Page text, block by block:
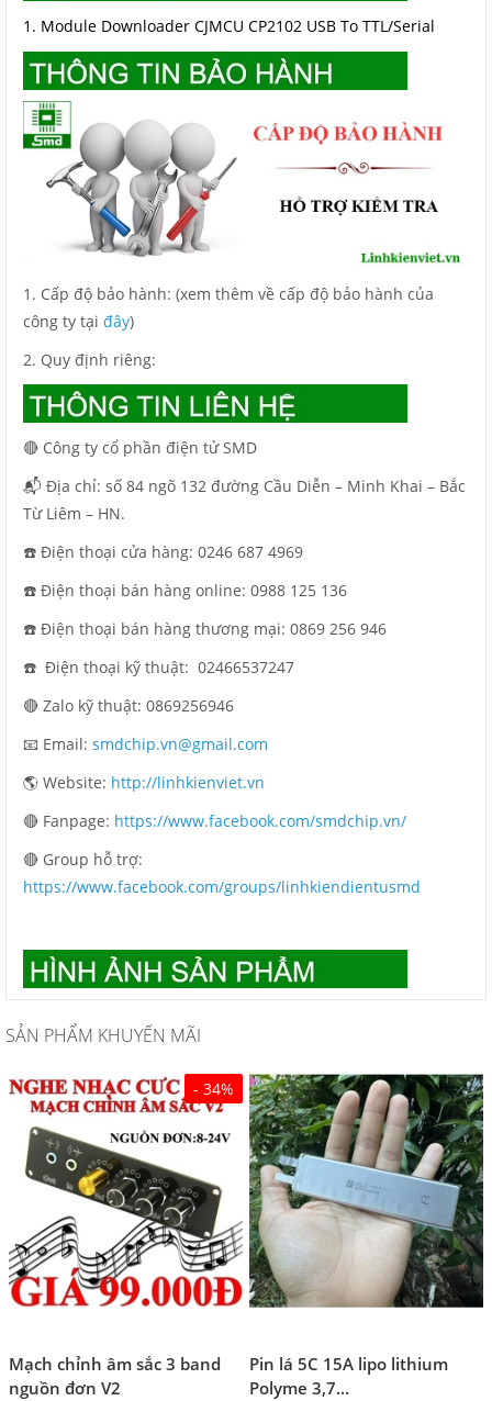
1. Module Downloader CJMCU CP2102 USB To TTL/Serial
1. Cấp độ bảo hành: (xem thêm về cấp độ bảo hành của
công ty tại đây)
2. Quy định riêng:
🔴 Công ty cổ phần điện tử SMD
📬 Địa chỉ: số 84 ngõ 132 đường Cầu Diễn – Minh Khai – Bắc
Từ Liêm – HN.
☎️ Điện thoại cửa hàng: 0246 687 4969
☎️ Điện thoại bán hàng online: 0988 125 136
☎️ Điện thoại bán hàng thương mại: 0869 256 946
☎️ Điện thoại kỹ thuật: 02466537247
🔴 Zalo kỹ thuật: 0869256946
📧 Email: smdchip.vn@gmail.com
🌎 Website: http://linhkienviet.vn
🔴 Fanpage: https://www.facebook.com/smdchip.vn/
🔴 Group hỗ trợ:
https://www.facebook.com/groups/linhkiendientusmd
SẢN PHẨM KHUYẾN MÃI
- 34%
Mạch chỉnh âm sắc 3 band
nguồn đơn V2
Pin lá 5C 15A lipo lithium
Polyme 3,7...